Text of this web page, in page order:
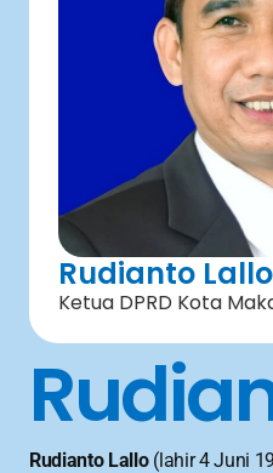
Rudianto Lallo
Ketua DPRD Kota
Rudianto Lallo (lahir 4 Juni